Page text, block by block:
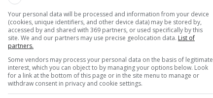
në atë ndërkombëtar, duke përfunduar në
në vend të mbrojtjes së të akuzuarve.
të praktikës sime para gjykatave dhe
kam vërejtur se organizatat e mëdha
Rights Watch dhe Amnesty International, të
e të akuzuarve në nivel kombëtar, shpesh
nivel ndërkombëtar dhe përfundojnë duke
Your personal data will be processed and information from your device
(cookies, unique identifiers, and other device data) may be stored by,
accessed by and shared with 369 partners, or used specifically by this
site. We and our partners may use precise geolocation data. List of
partners.
Some vendors may process your personal data on the basis of legitimate
interest, which you can object to by managing your options below. Look
for a link at the bottom of this page or in the site menu to manage or
withdraw consent in privacy and cookie settings.